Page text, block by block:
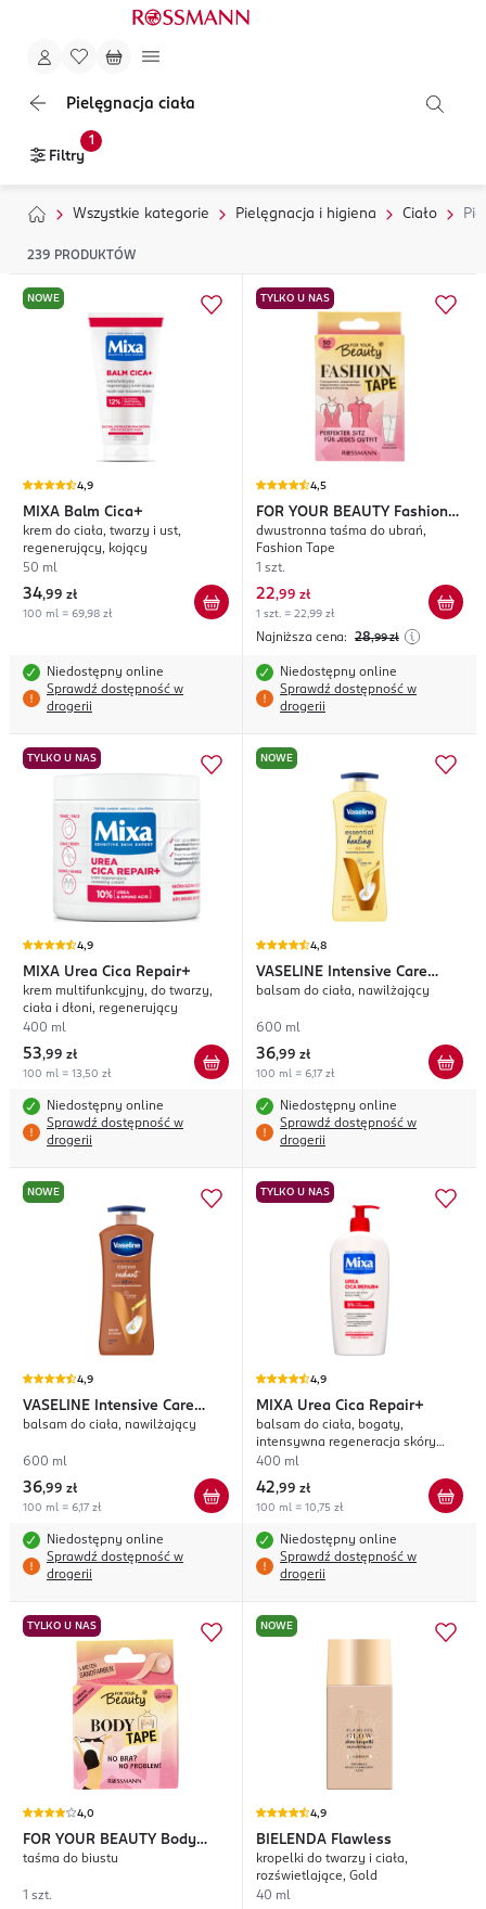
Pielęgnacja ciała
Filtry
1
Wszystkie kategorie Pielęgnacja i higiena Ciało
239 PRODUKTÓW
NOWE
4,9
MIXA Balm Cica+
krem do ciała, twarzy i ust,
regenerujący, kojący
50 ml
34,99 zł
100 ml = 69,98 zł
Niedostępny online
Sprawdź dostępność w
drogerii
TYLKO U NAS
4,5
FOR YOUR BEAUTY Fashion
Tape
dwustronna taśma do ubrań,
Fashion Tape
1 szt.
22,99 zł
1 szt. = 22,99 zł
Najniższa cena: 28,99 zł
Niedostępny online
Sprawdź dostępność w
drogerii
TYLKO U NAS
4,9
MIXA Urea Cica Repair+
krem multifunkcyjny, do twarzy,
ciała i dłoni, regenerujący
400 ml
53,99 zł
100 ml = 13,50 zł
Niedostępny online
Sprawdź dostępność w
drogerii
NOWE
4,8
VASELINE
Intensive Care
Essential Healing
balsam do ciała, nawilżający
600 ml
36,99 zł
100 ml = 6,17 zł
Niedostępny online
Sprawdź dostępność w
drogerii
NOWE
4,9
VASELINE
Intensive Care
Cocoa Radiant
balsam do ciała, nawilżający
600 ml
36,99 zł
100 ml = 6,17 zł
Niedostępny online
Sprawdź dostępność w
drogerii
TYLKO U NAS
4,9
MIXA Urea Cica Repair+
balsam do ciała, bogaty,
intensywna regeneracja skóry
bardzo suchej
400 ml
42,99 zł
100 ml = 10,75 zł
Niedostępny online
Sprawdź dostępność w
drogerii
TYLKO U NAS
4,0
FOR YOUR BEAUTY Body
Tape
taśma do biustu
1 szt.
NOWE
4,9
BIELENDA Flawless
kropelki do twarzy i ciała,
rozświetlające, Gold
40 ml